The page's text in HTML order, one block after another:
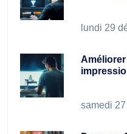
lundi 29
samedi